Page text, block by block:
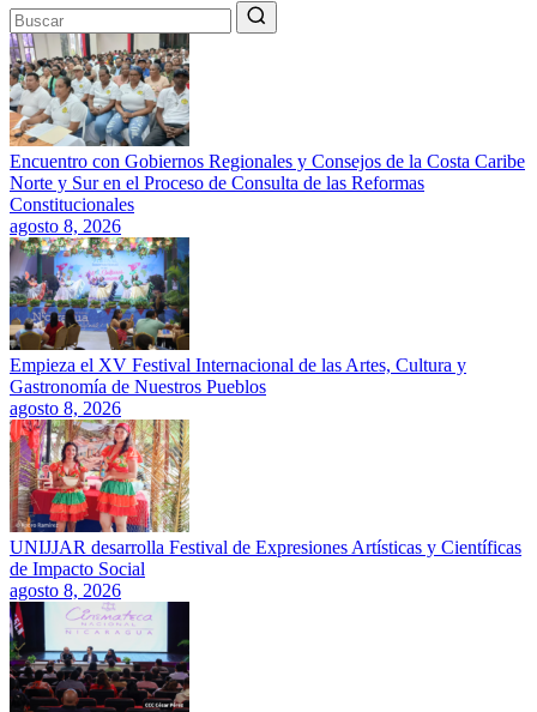
Encuentro con Gobiernos Regionales y Consejos de la Costa Caribe
Norte y Sur en el Proceso de Consulta de las Reformas
Constitucionales
agosto 8, 2026
Empieza el XV Festival Internacional de las Artes, Cultura y
Gastronomía de Nuestros Pueblos
agosto 8, 2026
UNIJJAR desarrolla Festival de Expresiones Artísticas y Científicas
de Impacto Social
agosto 8, 2026